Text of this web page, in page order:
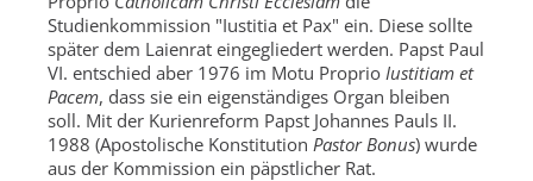
Studienkommission "Iustitia et Pax" ein. Diese sollte
später dem Laienrat eingegliedert werden. Papst Paul
VI. entschied aber 1976 im Motu Proprio Iustitiam et
Pacem, dass sie ein eigenständiges Organ bleiben
soll. Mit der Kurienreform Papst Johannes Pauls II.
1988 (Apostolische Konstitution Pastor Bonus) wurde
aus der Kommission ein päpstlicher Rat.